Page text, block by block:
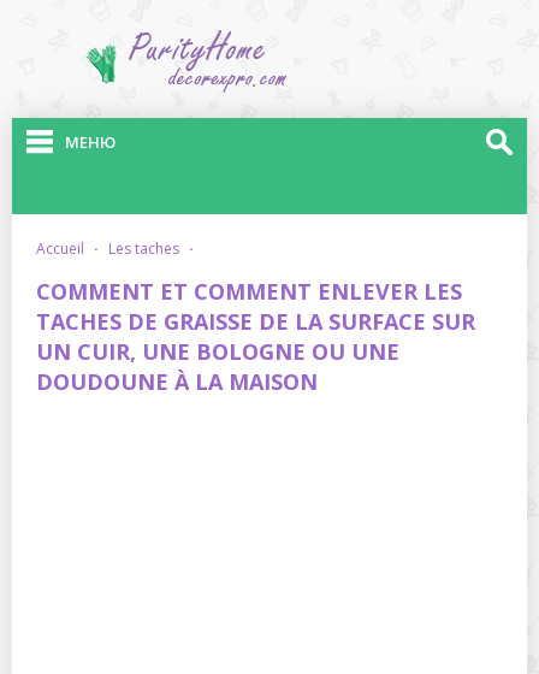
МЕНЮ
accueil · les taches ·
COMMENT ET COMMENT ENLEVER LES
TACHES DE GRAISSE DE LA SURFACE SUR
UN CUIR, UNE BOLOGNE OU UNE
DOUDOUNE À LA MAISON